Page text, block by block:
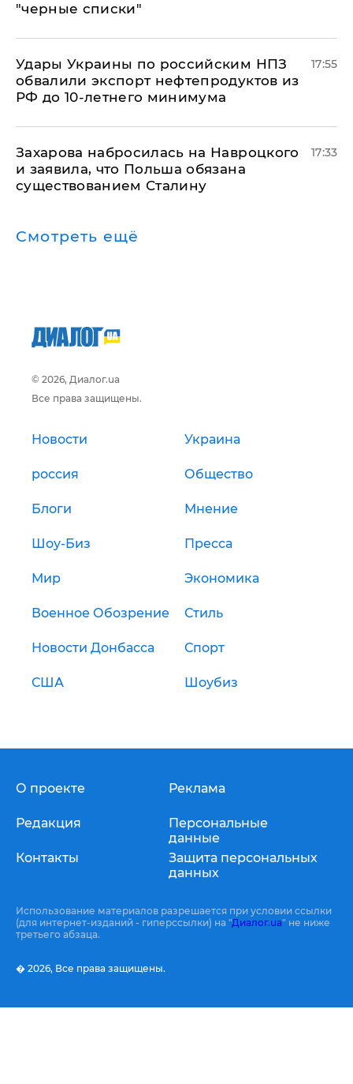
"черные списки"
Удары Украины по российским НПЗ
обвалили экспорт нефтепродуктов из
РФ до 10-летнего минимума
17:55
​Захарова набросилась на Навроцкого
и заявила, что Польша обязана
существованием Сталину
17:33
Смотреть ещё
© 2026, Диалог.ua
Все права защищены.
Новости Украина
россия Общество
Блоги Мнение
Шоу-Биз Пресса
Мир Экономика
Военное Обозрение Стиль
Новости Донбасса Спорт
США Шоубиз
О проекте
Редакция
Контакты
Реклама
Персональные
данные
Защита персональных
данных
Использование материалов разрешается при условии ссылки
(для интернет-изданий - гиперссылки) на "Диалог.ua" не ниже
третьего абзаца.
� 2026, Все права защищены.